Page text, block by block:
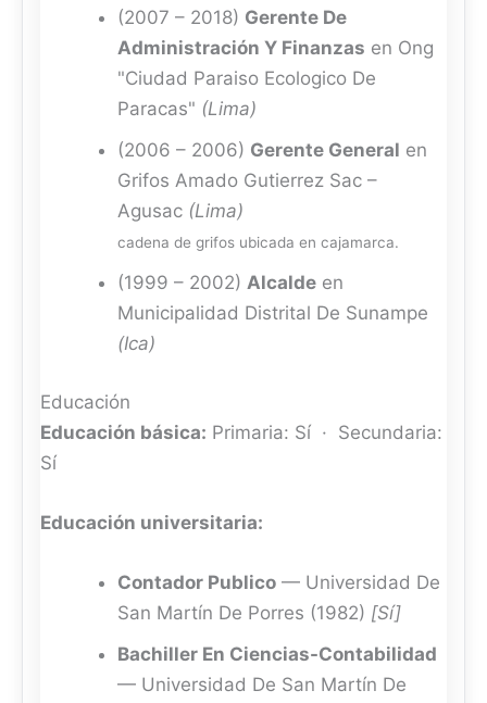
(2007 – 2018) Gerente De
Administración Y Finanzas en Ong
"Ciudad Paraiso Ecologico De
Paracas" (Lima)
(2006 – 2006) Gerente General en
Grifos Amado Gutierrez Sac –
Agusac (Lima)
cadena de grifos ubicada en cajamarca.
(1999 – 2002) Alcalde en
Municipalidad Distrital De Sunampe
(Ica)
Educación
Educación básica: Primaria: Sí · Secundaria:
Sí
Educación universitaria:
Contador Publico — Universidad De
San Martín De Porres (1982) [Sí]
Bachiller En Ciencias-Contabilidad
— Universidad De San Martín De